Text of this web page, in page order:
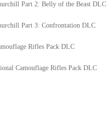
Part 2: Belly of the Beast DLC
Part 3: Confrontation DLC
Rifles Pack DLC
Camouflage Rifles Pack DLC